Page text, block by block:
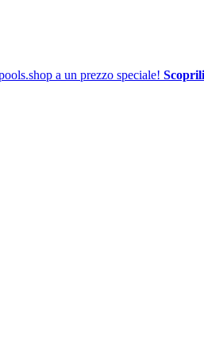
a un prezzo speciale!